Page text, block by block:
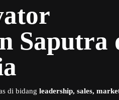
Saputra
di bidang leadership, sales,